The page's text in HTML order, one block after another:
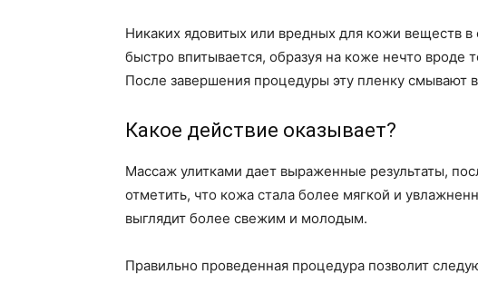
Никаких ядовитых или вредных для кожи веществ в
быстро впитывается, образуя на коже нечто вроде
После завершения процедуры эту пленку смывают
Какое действие оказывает?
Массаж улитками дает выраженные результаты,
отметить, что кожа стала более мягкой и
выглядит более свежим и молодым.
Правильно проведенная процедура позволит